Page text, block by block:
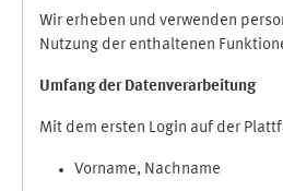
Wir erheben und verwenden
Nutzung der enthaltenen
Umfang der Datenverarbeitung
Mit dem ersten Login auf der
Vorname, Nachname